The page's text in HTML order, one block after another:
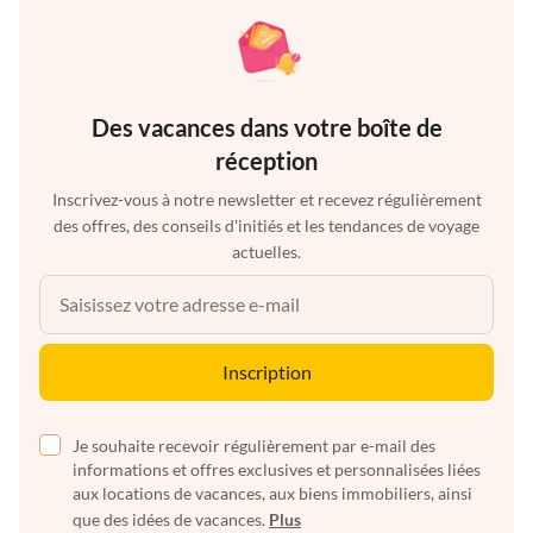
Des vacances dans votre boîte de
réception
Inscrivez-vous à notre newsletter et recevez régulièrement
des offres, des conseils d'initiés et les tendances de voyage
actuelles.
Inscription
Je souhaite recevoir régulièrement par e-mail des
informations et offres exclusives et personnalisées liées
aux locations de vacances, aux biens immobiliers, ainsi
que des idées de vacances. Plus